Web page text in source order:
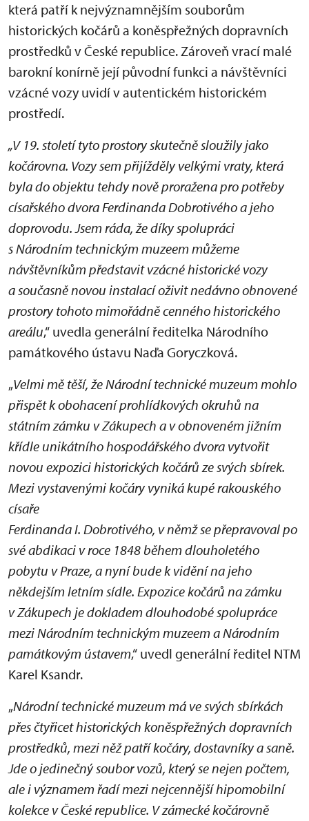
která patří k nejvýznamnějším souborům
historických kočárů a koněspřežných dopravních
prostředků v České republice. Zároveň vrací malé
barokní konírně její původní funkci a návštěvníci
vzácné vozy uvidí v autentickém historickém
prostředí.
„V 19. století tyto prostory skutečně sloužily jako
kočárovna. Vozy sem přijížděly velkými vraty, která
byla do objektu tehdy nově proražena pro potřeby
císařského dvora Ferdinanda Dobrotivého a jeho
doprovodu. Jsem ráda, že díky spolupráci
s Národním technickým muzeem můžeme
návštěvníkům představit vzácné historické vozy
a současně novou instalací oživit nedávno obnovené
prostory tohoto mimořádně cenného historického
areálu,“ uvedla generální ředitelka Národního
památkového ústavu Naďa Goryczková.
„Velmi mě těší, že Národní technické muzeum mohlo
přispět k obohacení prohlídkových okruhů na
státním zámku v Zákupech a v obnoveném jižním
křídle unikátního hospodářského dvora vytvořit
novou expozici historických kočárů ze svých sbírek.
Mezi vystavenými kočáry vyniká kupé rakouského
císaře
Ferdinanda I. Dobrotivého, v němž se přepravoval po
své abdikaci v roce 1848 během dlouholetého
pobytu v Praze, a nyní bude k vidění na jeho
někdejším letním sídle. Expozice kočárů na zámku
v Zákupech je dokladem dlouhodobé spolupráce
mezi Národním technickým muzeem a Národním
památkovým ústavem,“ uvedl generální ředitel NTM
Karel Ksandr.
„Národní technické muzeum má ve svých sbírkách
přes čtyřicet historických koněspřežných dopravních
prostředků, mezi něž patří kočáry, dostavníky a saně.
Jde o jedinečný soubor vozů, který se nejen počtem,
ale i významem řadí mezi nejcennější hipomobilní
kolekce v České republice. V zámecké kočárovně